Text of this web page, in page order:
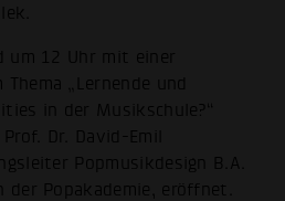
um 12 Uhr mit einer
„Lernende und
in der Musikschule?“
Dr. David-Emil
Popmusikdesign B.A.
der Popakademie, eröffnet.